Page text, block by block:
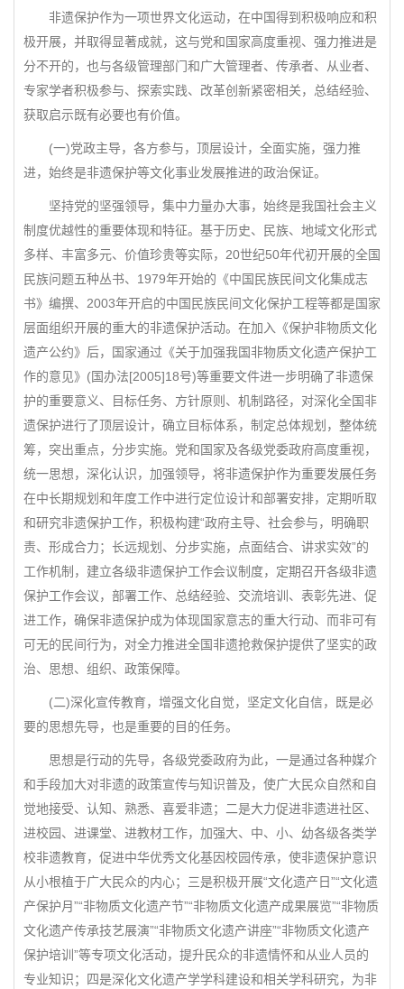
非遗保护作为一项世界文化运动，在中国得到积极响应和积
极开展，并取得显著成就，这与党和国家高度重视、强力推进是
分不开的，也与各级管理部门和广大管理者、传承者、从业者、
专家学者积极参与、探索实践、改革创新紧密相关，总结经验、
获取启示既有必要也有价值。
(一)党政主导，各方参与，顶层设计，全面实施，强力推
进，始终是非遗保护等文化事业发展推进的政治保证。
坚持党的坚强领导，集中力量办大事，始终是我国社会主义
制度优越性的重要体现和特征。基于历史、民族、地域文化形式
多样、丰富多元、价值珍贵等实际，20世纪50年代初开展的全国
民族问题五种丛书、1979年开始的《中国民族民间文化集成志
书》编撰、2003年开启的中国民族民间文化保护工程等都是国家
层面组织开展的重大的非遗保护活动。在加入《保护非物质文化
遗产公约》后，国家通过《关于加强我国非物质文化遗产保护工
作的意见》(国办法[2005]18号)等重要文件进一步明确了非遗保
护的重要意义、目标任务、方针原则、机制路径，对深化全国非
遗保护进行了顶层设计，确立目标体系，制定总体规划，整体统
筹，突出重点，分步实施。党和国家及各级党委政府高度重视，
统一思想，深化认识，加强领导，将非遗保护作为重要发展任务
在中长期规划和年度工作中进行定位设计和部署安排，定期听取
和研究非遗保护工作，积极构建“政府主导、社会参与，明确职
责、形成合力；长远规划、分步实施，点面结合、讲求实效”的
工作机制，建立各级非遗保护工作会议制度，定期召开各级非遗
保护工作会议，部署工作、总结经验、交流培训、表彰先进、促
进工作，确保非遗保护成为体现国家意志的重大行动、而非可有
可无的民间行为，对全力推进全国非遗抢救保护提供了坚实的政
治、思想、组织、政策保障。
(二)深化宣传教育，增强文化自觉，坚定文化自信，既是必
要的思想先导，也是重要的目的任务。
思想是行动的先导，各级党委政府为此，一是通过各种媒介
和手段加大对非遗的政策宣传与知识普及，使广大民众自然和自
觉地接受、认知、熟悉、喜爱非遗；二是大力促进非遗进社区、
进校园、进课堂、进教材工作，加强大、中、小、幼各级各类学
校非遗教育，促进中华优秀文化基因校园传承，使非遗保护意识
从小根植于广大民众的内心；三是积极开展“文化遗产日”“文化遗
产保护月”“非物质文化遗产节”“非物质文化遗产成果展览”“非物质
文化遗产传承技艺展演”“非物质文化遗产讲座”“非物质文化遗产
保护培训”等专项文化活动，提升民众的非遗情怀和从业人员的
专业知识；四是深化文化遗产学学科建设和相关学科研究，为非